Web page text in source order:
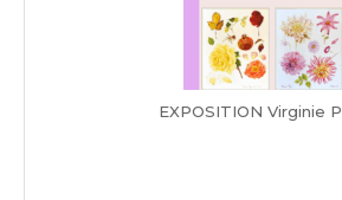
EXPOSITION Virginie